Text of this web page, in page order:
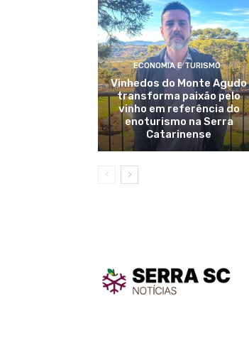
ECONOMIA E TURISMO
Vinhedos do Monte Agudo
transforma paixão pelo
vinho em referência do
enoturismo na Serra
Catarinense